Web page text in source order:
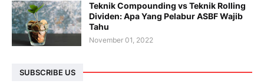
Teknik Compounding vs Teknik Rolling
Dividen: Apa Yang Pelabur ASBF Wajib
Tahu
November 01, 2022
SUBSCRIBE US